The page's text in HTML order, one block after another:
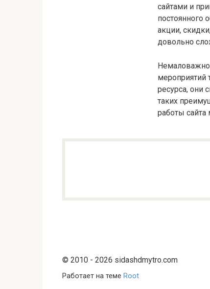
сайтами и
постоянного
акции,
довольно
Немаловажно
мероприятий
ресурса, они
таких
работы
© 2010 - 2026 sidashdmytro.com
Работает на теме Root